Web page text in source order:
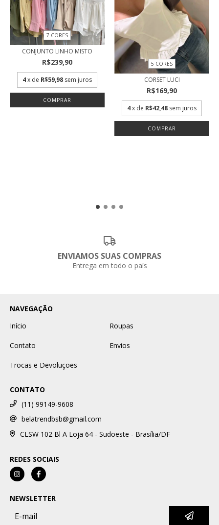
7 CORES
CONJUNTO LINHO MISTO
R$239,90
4x de R$59,98 sem juros
COMPRAR
5 CORES
CORSET LUCI
R$169,90
4x de R$42,48 sem juros
COMPRAR
ENVIAMOS SUAS COMPRAS
Entrega em todo o país
NAVEGAÇÃO
Início
Roupas
Contato Envios
Trocas e Devoluções
CONTATO
(11) 99149-9608
belatrendbsb@gmail.com
CLSW 102 Bl A Loja 64 - Sudoeste - Brasília/DF
REDES SOCIAIS
NEWSLETTER